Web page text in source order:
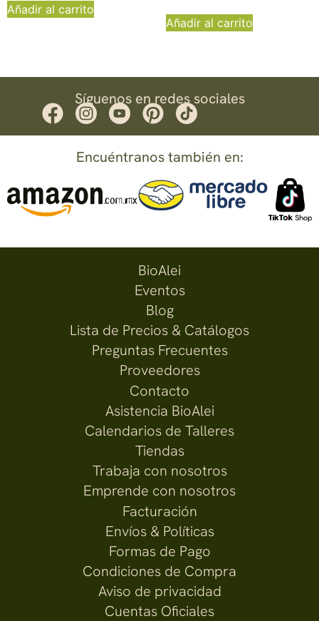
Añadir al carrito
Añadir al carrito
Síguenos en redes sociales
Encuéntranos también en:
BioAlei
Eventos
Blog
Lista de Precios & Catálogos
Preguntas Frecuentes
Proveedores
Contacto
Asistencia BioAlei
Calendarios de Talleres
Tiendas
Trabaja con nosotros
Emprende con nosotros
Facturación
Envíos & Políticas
Formas de Pago
Condiciones de Compra
Aviso de privacidad
Cuentas Oficiales